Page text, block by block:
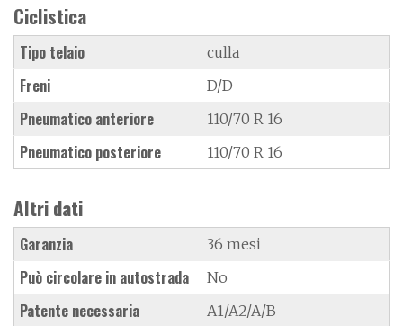
Ciclistica
Tipo telaio culla
Freni D/D
Pneumatico anteriore 110/70 R 16
Pneumatico posteriore 110/70 R 16
Altri dati
Garanzia 36 mesi
Può circolare in autostrada No
Patente necessaria A1/A2/A/B